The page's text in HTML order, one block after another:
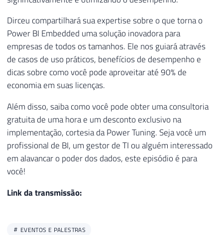
Dirceu compartilhará sua expertise sobre o que torna o
Power BI Embedded uma solução inovadora para
empresas de todos os tamanhos. Ele nos guiará através
de casos de uso práticos, benefícios de desempenho e
dicas sobre como você pode aproveitar até 90% de
economia em suas licenças.
Além disso, saiba como você pode obter uma consultoria
gratuita de uma hora e um desconto exclusivo na
implementação, cortesia da Power Tuning. Seja você um
profissional de BI, um gestor de TI ou alguém interessado
em alavancar o poder dos dados, este episódio é para
você!
Link da transmissão:
EVENTOS E PALESTRAS